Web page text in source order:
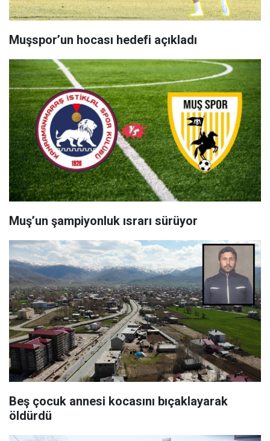
Muşspor’un hocası hedefi açıkladı
Muş’un şampiyonluk ısrarı sürüyor
Beş çocuk annesi kocasını bıçaklayarak
öldürdü